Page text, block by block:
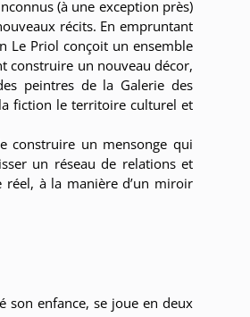
(à une exception près)
récits. En empruntant
Le Priol conçoit un ensemble
construire un nouveau décor,
peintres de la Galerie des
fiction le territoire culturel et
construire un mensonge qui
un réseau de relations et
à la manière d’un miroir
son enfance, se joue en deux